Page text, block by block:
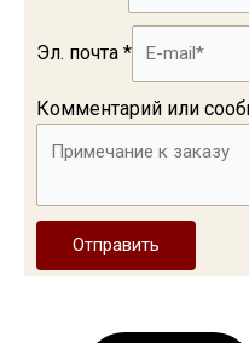
Эл. почта *
Комментарий или
Отправить